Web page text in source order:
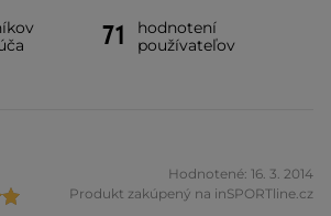
71
hodnotení
používateľov
Hodnotené: 16. 3. 2014
Produkt zakúpený na inSPORTline.cz